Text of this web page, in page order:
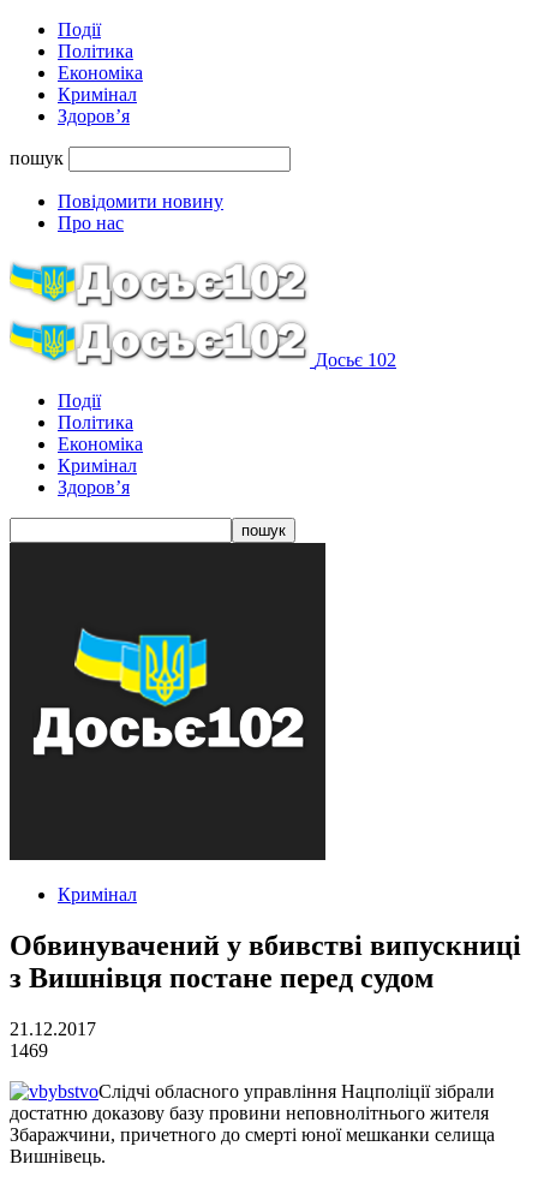
Події
Політика
Економіка
Кримінал
Здоров’я
пошук
Повідомити новину
Про нас
Досьє 102
Події
Політика
Економіка
Кримінал
Здоров’я
Кримінал
Обвинувачений у вбивстві випускниці
з Вишнівця постане перед судом
21.12.2017
1469
Слідчі обласного управління Нацполіції зібрали
достатню доказову базу провини неповнолітнього жителя
Збаражчини, причетного до смерті юної мешканки селища
Вишнівець.